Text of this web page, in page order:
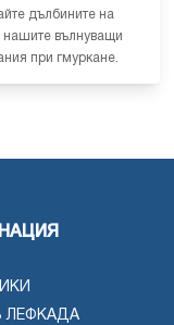
дълбините на
нашите вълнуващи
при гмуркане.
ЛЕФКАДА